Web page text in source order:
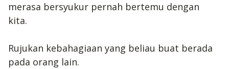
merasa bersyukur pernah bertemu dengan
kita.
Rujukan kebahagiaan yang beliau buat berada
pada orang lain.